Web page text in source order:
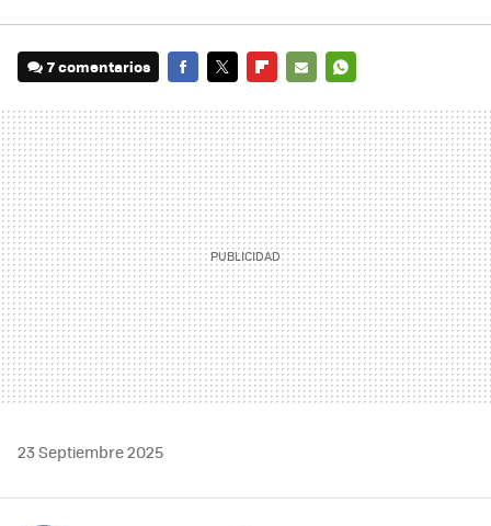
7 comentarios
MAIL
23 Septiembre 2025